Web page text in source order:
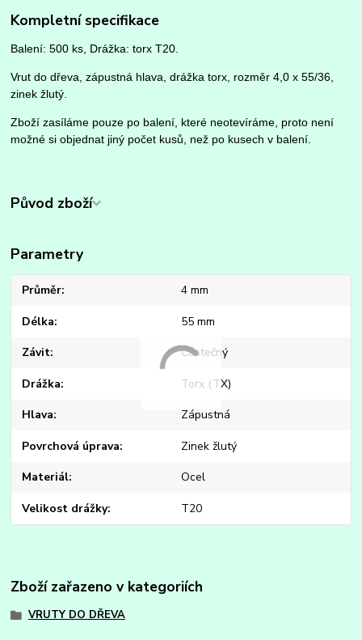
Kompletní specifikace
Balení: 500 ks, Drážka: torx T20.
Vrut do dřeva, zápustná hlava, drážka torx, rozměr 4,0 x 55/36,
zinek žlutý.
Zboží zasíláme pouze po balení, které neotevíráme, proto není
možné si objednat jiný počet kusů, než po kusech v balení.
Původ zboží
Parametry
Průměr 4 mm
Délka 55 mm
Závit Částečný
Drážka Torx (TX)
Hlava Zápustná
Povrchová úprava Zinek žlutý
Materiál Ocel
Velikost drážky T20
Zboží zařazeno v kategoriích
VRUTY DO DŘEVA